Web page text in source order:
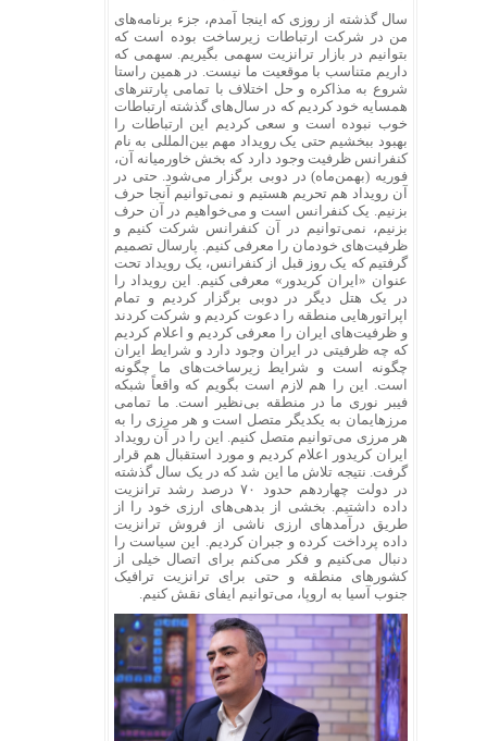
سال گذشته از روزی که اینجا آمدم، جزء برنامه‌های
من در شرکت ارتباطات زیرساخت بوده است که
بتوانیم در بازار ترانزیت سهمی بگیریم. سهمی که
داریم متناسب با موقعیت ما نیست. در همین راستا
شروع به مذاکره و حل اختلاف با تمامی پارتنرهای
همسایه خود کردیم که در سال‌های گذشته ارتباطات
خوب نبوده است و سعی کردیم این ارتباطات را
بهبود ببخشیم حتی یک رویداد مهم بین‌المللی به نام
کنفرانس ظرفیت وجود دارد که بخش خاورمیانه آن،
فوریه (بهمن‌ماه) در دوبی برگزار می‌شود. حتی در
آن رویداد هم تحریم هستیم و نمی‌توانیم آنجا حرف
بزنیم. یک کنفرانس است و می‌خواهیم در آن حرف
بزنیم، نمی‌توانیم در آن کنفرانس شرکت کنیم و
ظرفیت‌های خودمان را معرفی کنیم. پارسال تصمیم
گرفتیم که یک روز قبل از کنفرانس، یک رویداد تحت
عنوان «ایران کریدور» معرفی کنیم. این رویداد را
در یک هتل دیگر در دوبی برگزار کردیم و تمام
اپراتورهایی منطقه را دعوت کردیم و شرکت کردند
و ظرفیت‌های ایران را معرفی کردیم و اعلام کردیم
که چه ظرفیتی در ایران وجود دارد و شرایط ایران
چگونه است و شرایط زیرساخت‌های ما چگونه
است. این را هم لازم است بگویم که واقعاً شبکه
فیبر نوری ما در منطقه بی‌نظیر است. ما تمامی
مرزهایمان به یکدیگر متصل است و هر مرزی را به
هر مرزی می‌توانیم متصل کنیم. این را در آن رویداد
ایران کریدور اعلام کردیم و مورد استقبال هم قرار
گرفت. نتیجه تلاش ما این شد که در یک سال گذشته
در دولت چهاردهم حدود ۷۰ درصد رشد ترانزیت
داده داشتیم. بخشی از بدهی‌های ارزی خود را از
طریق درآمدهای ارزی ناشی از فروش ترانزیت
داده پرداخت کرده و جبران کردیم. این سیاست را
دنبال می‌کنیم و فکر می‌کنم برای اتصال خیلی از
کشورهای منطقه و حتی برای ترانزیت ترافیک
جنوب آسیا به اروپا، می‌توانیم ایفای نقش کنیم.